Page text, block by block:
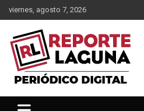
Saltar
al
contenido
viernes, agosto 7, 2026
Reporte Laguna